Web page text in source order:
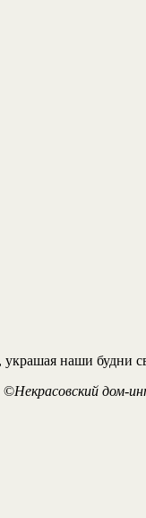
наши будни
©Некрасовский дом-